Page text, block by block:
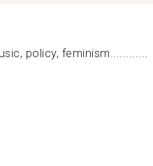
policy, feminism............